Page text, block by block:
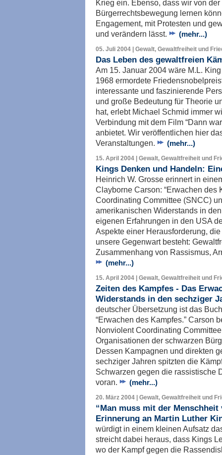
Krieg ein. Ebenso, dass wir von
Bürgerrechtsbewegung lernen
Engagement, mit Protesten und
und verändern lässt.
(mehr...)
05. Juli 2004 | Gewalt, Gewaltfreiheit und
Das Leben des gewaltfreien
Am 15. Januar 2004 wäre M.L.
1968 ermordete
interessante und faszinierende
und große Bedeutung für Theorie
hat, erlebt Michael Schmid immer
Verbindung mit dem Film “Dann
anbietet. Wir veröffentlichen hier
Veranstaltungen.
(mehr...)
15. April 2004 | Gewalt, Gewaltfreiheit und
Kings Denken und Handeln:
Heinrich W. Grosse erinnert in
Clayborne Carson: “Erwachen des
Coordinating Committee (SNCC)
amerikanischen Widerstands in
eigenen Erfahrungen in den USA
Aspekte einer Herausforderung,
unsere Gegenwart besteht:
Zusammenhang von Rassismus,
(mehr...)
15. April 2004 | Gewalt, Gewaltfreiheit und
Zeiten des Kampfes - Das
Widerstands in den sechziger
deutscher Übersetzung ist das
“Erwachen des Kampfes.” Carson
Nonviolent Coordinating
Organisationen der schwarzen
Dessen Kampagnen und direkten
sechziger Jahren spitzten die
Schwarzen gegen die rassistische
voran.
(mehr...)
20. März 2004 | Gewalt, Gewaltfreiheit und
“Man muss mit der
Erinnerung an Martin Luther
würdigt in einem kleinen Aufsatz
streicht dabei heraus, dass Kings
wo der Kampf gegen die